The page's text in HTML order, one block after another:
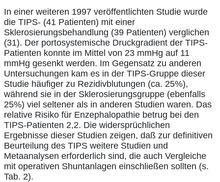
In einer weiteren 1997 veröffentlichten Studie wurde
die TIPS- (41 Patienten) mit einer
Sklerosierungsbehandlung (39 Patienten) verglichen
(31). Der portosystemische Druckgradient der TIPS-
Patienten konnte im Mittel von 23 mmHg auf 11
mmHg gesenkt werden. Im Gegensatz zu anderen
Untersuchungen kam es in der TIPS-Gruppe dieser
Studie häufiger zu Rezidivblutungen (ca. 25%),
während sie in der Sklerosierungsgruppe (ebenfalls
25%) viel seltener als in anderen Studien waren. Das
relative Risiko für Enzephalopathie betrug bei den
TIPS-Patienten 2,2. Die widersprüchlichen
Ergebnisse dieser Studien zeigen, daß zur definitiven
Beurteilung des TIPS weitere Studien und
Metaanalysen erforderlich sind, die auch Vergleiche
mit operativen Shuntanlagen einschließen sollten (s.
Tab. 2).